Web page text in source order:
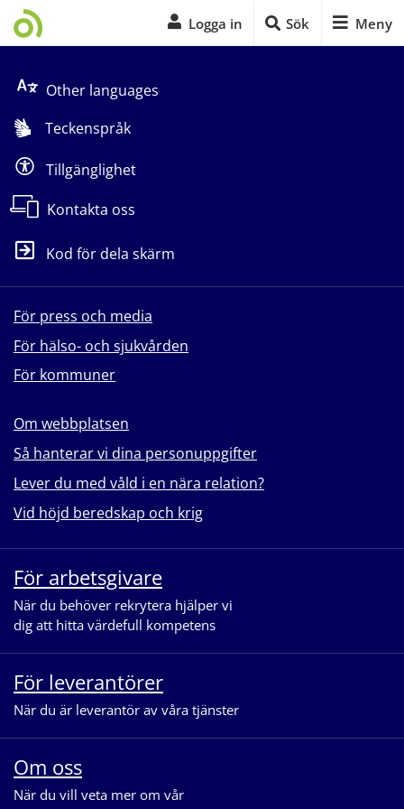
Logga in Sök Meny
Other languages
Teckenspråk
Tillgänglighet
Kontakta oss
Kod för dela skärm
För press och media
För hälso- och sjukvården
För kommuner
Om webbplatsen
Så hanterar vi dina personuppgifter
Lever du med våld i en nära relation?
Vid höjd beredskap och krig
För arbetsgivare
När du behöver rekrytera hjälper vi
dig att hitta värdefull kompetens
För leverantörer
När du är leverantör av våra tjänster
Om oss
När du vill veta mer om vår